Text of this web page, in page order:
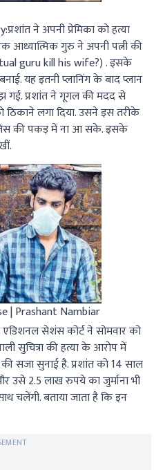
ने अपनी प्रेमिका को हत्या
गुरु ने अपनी पत्नी की
guru kill his wife?) . इसके
यह इतनी प्लानिंग के बाद प्लान
गई. प्रशांत ने गूगल की मदद से
लगा दिया. उसने इस तरीके
की पकड़ में ना आ सके. इसके
| Prashant Nambiar
सेशंस कोर्ट ने सोमवार को
सुचित्रा की हत्या के आरोप में
सजा सुनाई है. प्रशांत को 14 साल
2.5 लाख रुपये का जुर्माना भी
चलेंगी. बताया जाता है कि इन